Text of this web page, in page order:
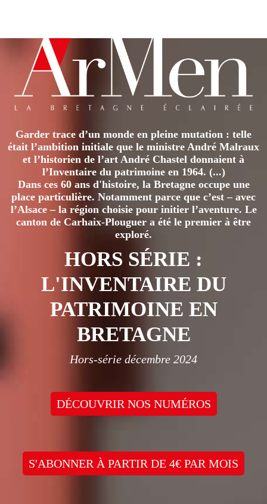
Garder trace d’un monde en pleine mutation : telle
était l’ambition initiale que le ministre André Malraux
et l’historien de l’art André Chastel donnaient à
l’Inventaire du patrimoine en 1964. (...)
Dans ces 60 ans d'histoire, la Bretagne occupe une
place particulière. Notamment parce que c’est – avec
l’Alsace – la région choisie pour initier l’aventure. Le
canton de Carhaix-Plouguer a été le premier à être
exploré.
HORS SÉRIE :
L'INVENTAIRE DU
PATRIMOINE EN
BRETAGNE
Hors-série décembre 2024
DÉCOUVRIR NOS NUMÉROS
S'ABONNER À PARTIR DE 4€ PAR MOIS